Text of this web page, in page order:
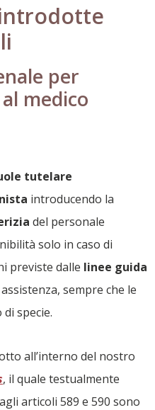
per
medico
tutelare
introducendo la
del personale
solo in caso di
previste dalle linee guida
sempre che le
specie.
all’interno del nostro
, il quale testualmente
articoli 589 e 590 sono